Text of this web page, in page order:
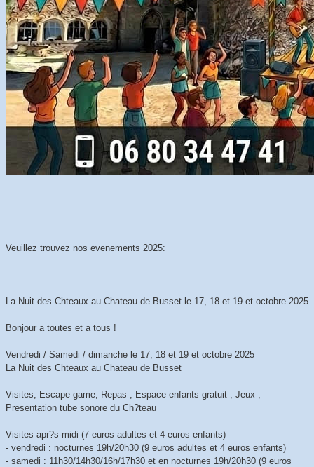
Veuillez trouvez nos evenements 2025:
La Nuit des Chteaux au Chateau de Busset le 17, 18 et 19 et octobre 2025
Bonjour a toutes et a tous !
Vendredi / Samedi / dimanche le 17, 18 et 19 et octobre 2025
La Nuit des Chteaux au Chateau de Busset
Visites, Escape game, Repas ; Espace enfants gratuit ; Jeux ;
Presentation tube sonore du Ch?teau
Visites apr?s-midi (7 euros adultes et 4 euros enfants)
- vendredi : nocturnes 19h/20h30 (9 euros adultes et 4 euros enfants)
- samedi : 11h30/14h30/16h/17h30 et en nocturnes 19h/20h30 (9 euros